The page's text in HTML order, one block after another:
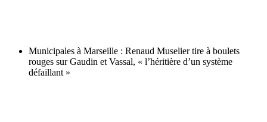
Municipales à Marseille : Renaud Muselier tire à boulets
rouges sur Gaudin et Vassal, « l’héritière d’un système
défaillant »